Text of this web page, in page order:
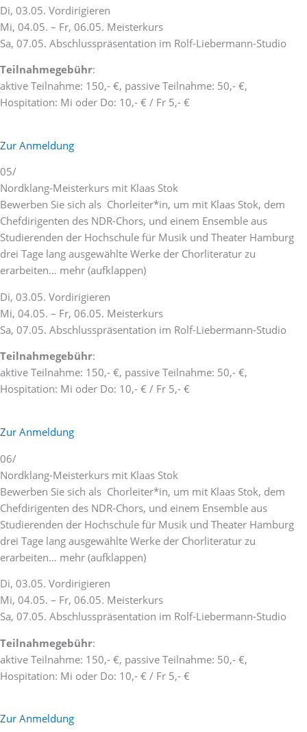
Di, 03.05. Vordirigieren
Mi, 04.05. – Fr, 06.05. Meisterkurs
Sa, 07.05. Abschlusspräsentation im Rolf-Liebermann-Studio
Teilnahmegebühr:
aktive Teilnahme: 150,- €, passive Teilnahme: 50,- €,
Hospitation: Mi oder Do: 10,- € / Fr 5,- €
Zur Anmeldung
05/
Nordklang-Meisterkurs mit Klaas Stok
Bewerben Sie sich als Chorleiter*in, um mit Klaas Stok, dem
Chefdirigenten des NDR-Chors, und einem Ensemble aus
Studierenden der Hochschule für Musik und Theater Hamburg
drei Tage lang ausgewählte Werke der Chorliteratur zu
erarbeiten… mehr (aufklappen)
Di, 03.05. Vordirigieren
Mi, 04.05. – Fr, 06.05. Meisterkurs
Sa, 07.05. Abschlusspräsentation im Rolf-Liebermann-Studio
Teilnahmegebühr:
aktive Teilnahme: 150,- €, passive Teilnahme: 50,- €,
Hospitation: Mi oder Do: 10,- € / Fr 5,- €
Zur Anmeldung
06/
Nordklang-Meisterkurs mit Klaas Stok
Bewerben Sie sich als Chorleiter*in, um mit Klaas Stok, dem
Chefdirigenten des NDR-Chors, und einem Ensemble aus
Studierenden der Hochschule für Musik und Theater Hamburg
drei Tage lang ausgewählte Werke der Chorliteratur zu
erarbeiten… mehr (aufklappen)
Di, 03.05. Vordirigieren
Mi, 04.05. – Fr, 06.05. Meisterkurs
Sa, 07.05. Abschlusspräsentation im Rolf-Liebermann-Studio
Teilnahmegebühr:
aktive Teilnahme: 150,- €, passive Teilnahme: 50,- €,
Hospitation: Mi oder Do: 10,- € / Fr 5,- €
Zur Anmeldung